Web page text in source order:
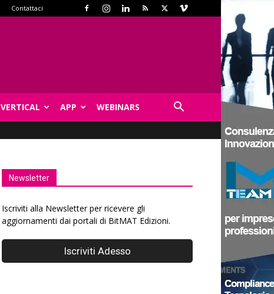
Contattaci
VERTICAL APP WEBINARS
Newsletter
Iscriviti alla Newsletter per ricevere gli
aggiornamenti dai portali di BitMAT Edizioni.